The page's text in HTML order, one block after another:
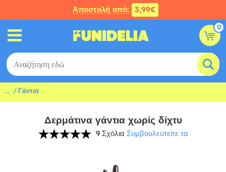
Αποστολή από: 3,99€
0
... Γάντια
Δερμάτινα γάντια χωρίς δίχτυ
9 Σχόλια Συμβουλευτείτε τα